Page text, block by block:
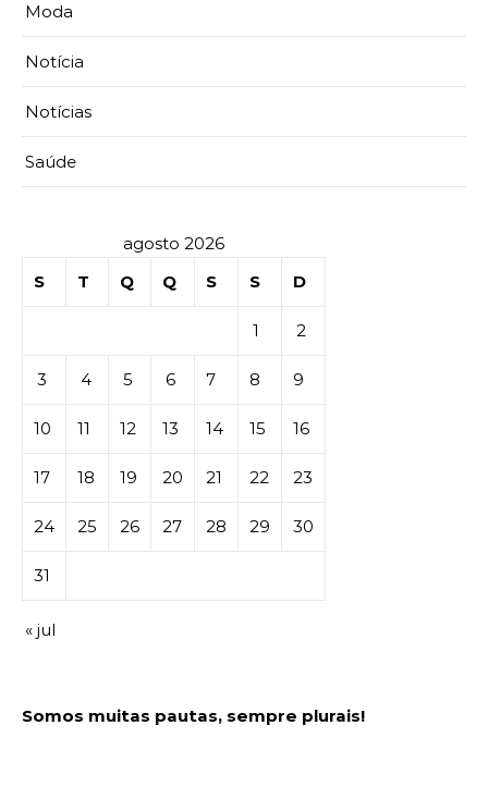
Moda
Notícia
Notícias
Saúde
agosto 2026
S
T Q Q S S D
1 2
3 4 5 6 7 8 9
10 11 12 13 14 15 16
17 18 19 20 21 22 23
24 25 26 27 28 29 30
31
« jul
Somos muitas pautas, sempre plurais!